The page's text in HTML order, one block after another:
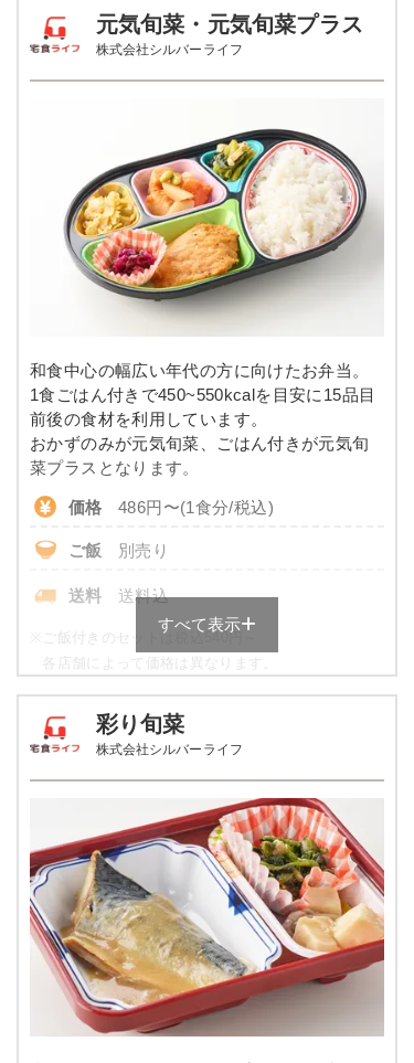
元気旬菜・元気旬菜プラス
株式会社シルバーライフ
和食中心の幅広い年代の方に向けたお弁当。
1食ごはん付きで450~550kcalを目安に15品目
前後の食材を利用しています。
おかずのみが元気旬菜、ごはん付きが元気旬
菜プラスとなります。
価格 486円〜(1食分/税込)
ご飯 別売り
送料 送料込
※
ご飯付きのセットは税込540円～
各店舗によって価格は異なります。
素例
品数 4～5品
カロリー 443kcal
塩分 1.9g
タンパク質 11.9g
脂質 8.6g
糖質 72.4g
すべて表示
彩り旬菜
株式会社シルバーライフ